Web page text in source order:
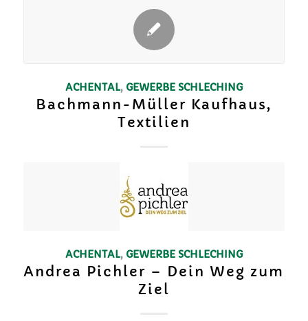
ACHENTAL, GEWERBE SCHLECHING
Bachmann-Müller Kaufhaus,
Textilien
ACHENTAL, GEWERBE SCHLECHING
Andrea Pichler – Dein Weg zum
Ziel